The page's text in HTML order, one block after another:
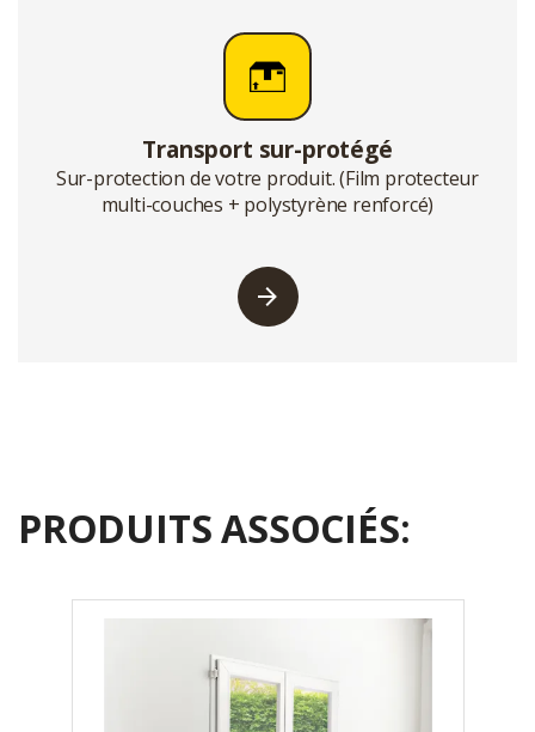
Transport sur-protégé
Sur-protection de votre produit. (Film protecteur
multi-couches + polystyrène renforcé)
PRODUITS ASSOCIÉS: